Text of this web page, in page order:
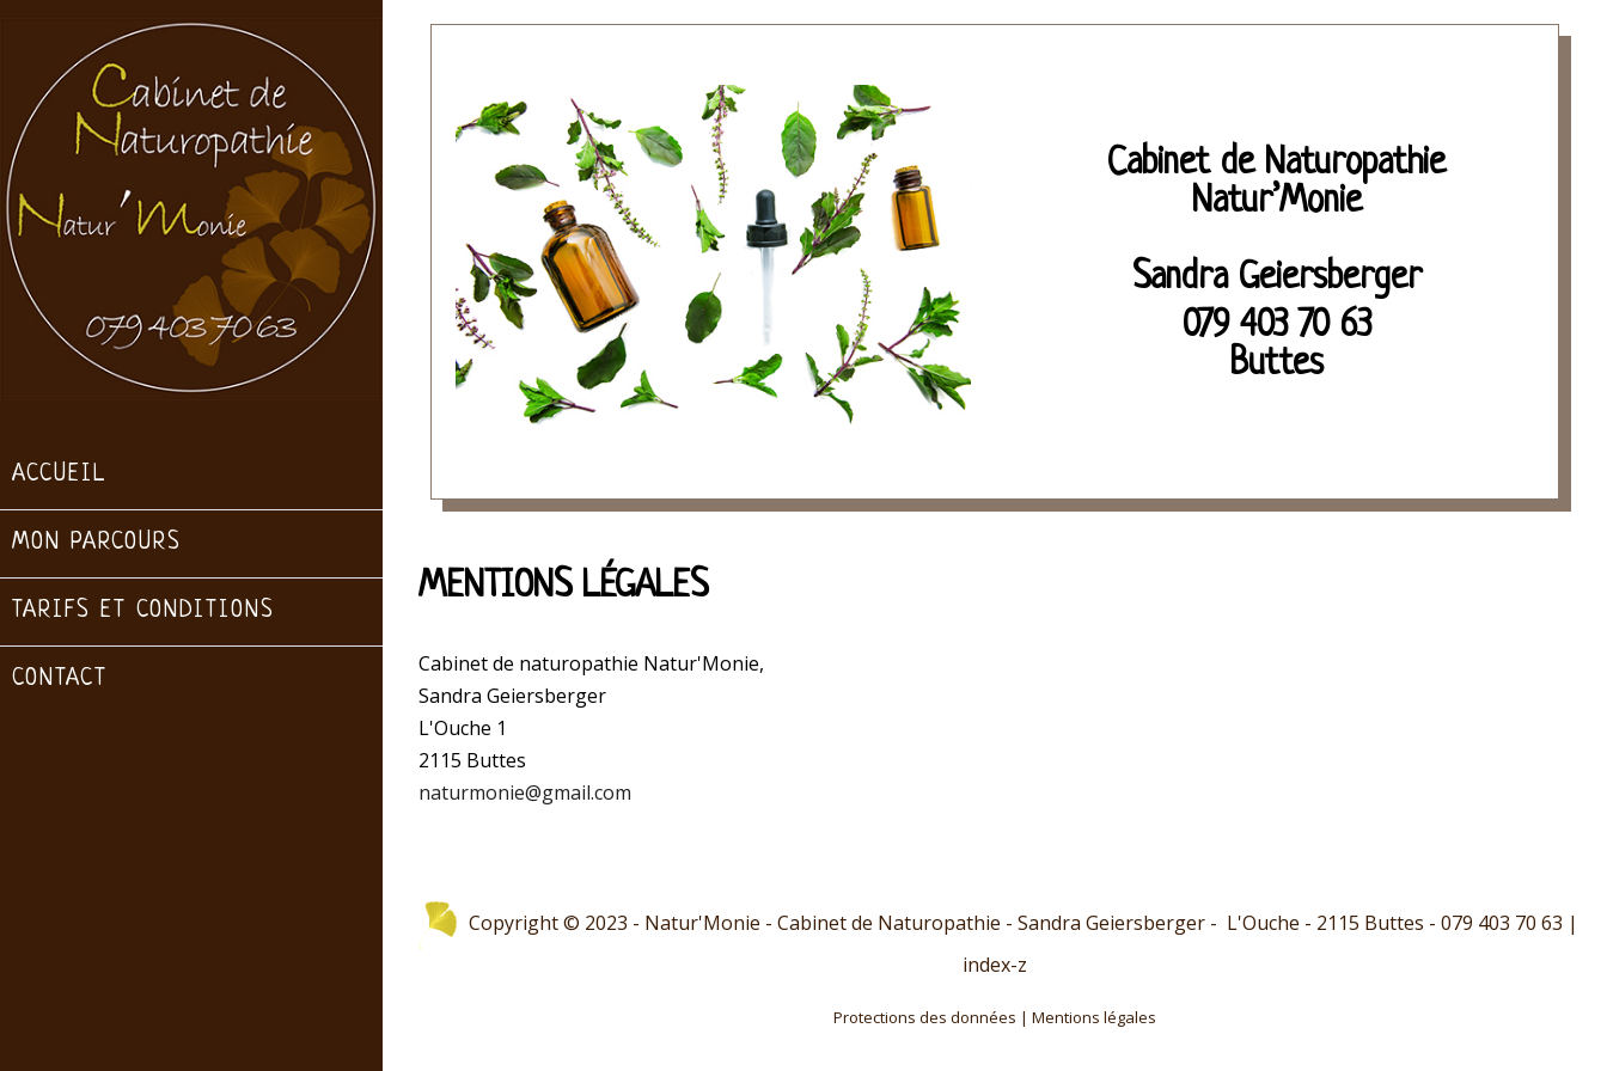
ACCUEIL
MON PARCOURS
TARIFS ET CONDITIONS
CONTACT
Cabinet de Naturopathie
Natur’Monie
Sandra Geiersberger
079 403 70 63
Buttes
MENTIONS LÉGALES
Cabinet de naturopathie Natur'Monie,
Sandra Geiersberger
L'Ouche 1
2115 Buttes
naturmonie@gmail.com
Copyright © 2023 - Natur'Monie - Cabinet de Naturopathie - Sandra Geiersberger - L'Ouche - 2115 Buttes - 079 403 70 63 |
index-z
Protections des données | Mentions légales